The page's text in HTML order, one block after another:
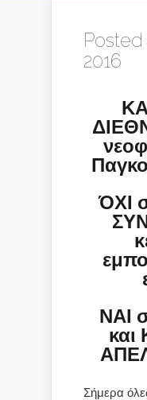
2016
ΌΧΙ
ΝΑΙ
Σήμερα